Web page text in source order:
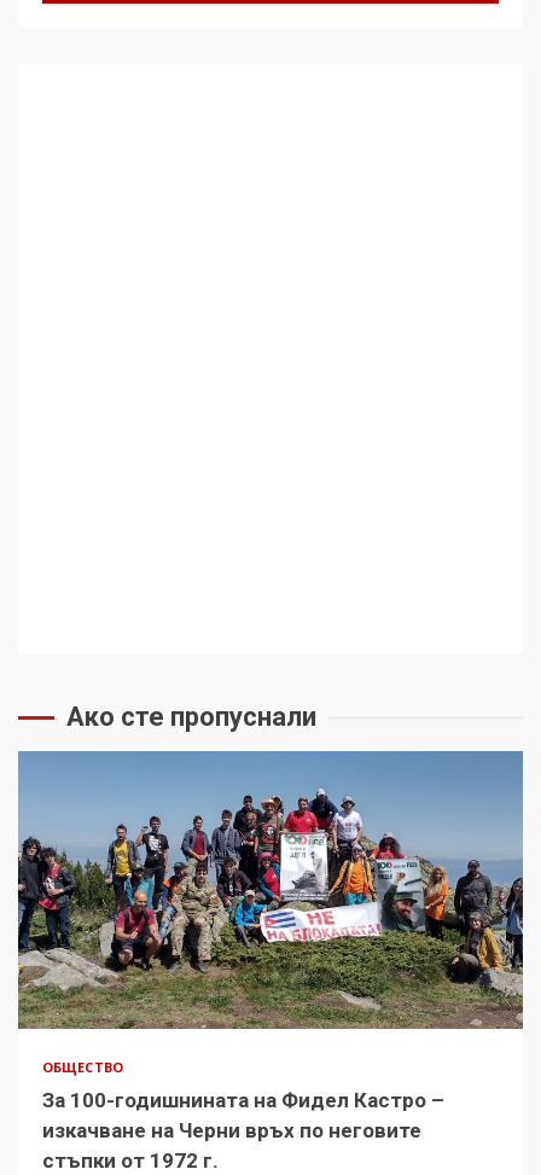
Ако сте пропуснали
ОБЩЕСТВО
За 100-годишнината на Фидел Кастро –
изкачване на Черни връх по неговите
стъпки от 1972 г.